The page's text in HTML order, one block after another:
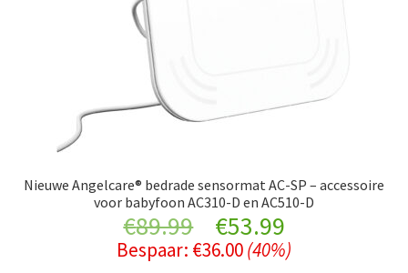
Nieuwe Angelcare® bedrade sensormat AC-SP – accessoire
voor babyfoon AC310-D en AC510-D
€89.99
Original
price
€53.99Current
price
Bespaar: €36.00(40%)